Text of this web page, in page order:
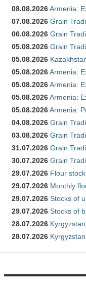
08.08.2026Armenia:
07.08.2026 Grain
06.08.2026 Grain
05.08.2026 Grain
05.08.2026
05.08.2026Armenia:
05.08.2026Armenia:
05.08.2026Armenia:
05.08.2026Armenia:
04.08.2026 Grain
03.08.2026 Grain
31.07.2026 Grain
30.07.2026 Grain
29.07.2026 Flour
29.07.2026 Monthly
29.07.2026 Stocks of
29.07.2026 Stocks of
28.07.2026
28.07.2026